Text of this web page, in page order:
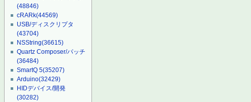
(48846)
cRARk(44569)
USB/ディスクリプタ
(43704)
NSString(36615)
Quartz Composer/パッチ
(36484)
SmartQ 5(35207)
Arduino(32429)
HIDデバイス/開発
(30282)